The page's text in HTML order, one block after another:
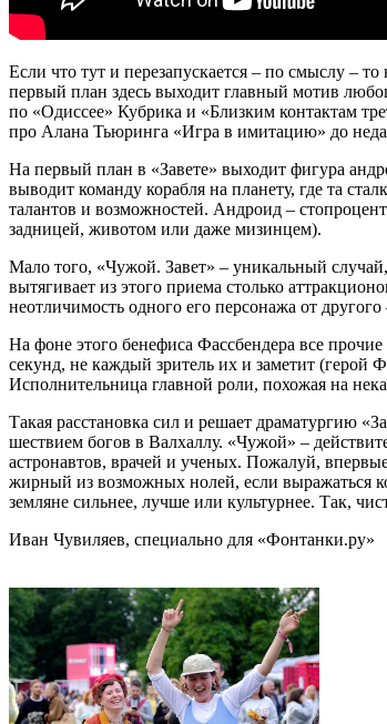
Если что тут и перезапускается – по смыслу –
первый план здесь выходит главный мотив
по «Одиссее» Кубрика и «Близким контактам
про Алана Тьюринга «Игра в имитацию» до
На первый план в «Завете» выходит фигура
выводит команду корабля на планету, где та
талантов и возможностей. Андроид –
задницей, животом или даже мизинцем).
Мало того, «Чужой. Завет» – уникальный
вытягивает из этого приема столько
неотличимость одного его персонажа от
На фоне этого бенефиса Фассбендера все
секунд, не каждый зритель их и заметит (герой
Исполнительница главной роли, похожая на
Такая расстановка сил и решает драматургию
шествием богов в Валхаллу. «Чужой» –
астронавтов, врачей и ученых. Пожалуй,
жирный из возможных нолей, если выражаться
земляне сильнее, лучше или культурнее. Так,
Иван Чувиляев, специально для «Фонтанки.ру»